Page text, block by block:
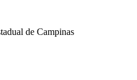
de Campinas